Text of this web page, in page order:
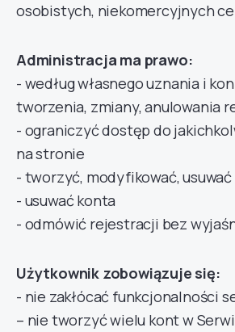
osobistych, niekomercyjnych
Administracja ma prawo:
- według własnego uznania i
tworzenia, zmiany, anulowania
- ograniczyć dostęp do
na stronie
- tworzyć, modyfikować,
- usuwać konta
- odmówić rejestracji bez
Użytkownik zobowiązuje się:
- nie zakłócać funkcjonalności
– nie tworzyć wielu kont w